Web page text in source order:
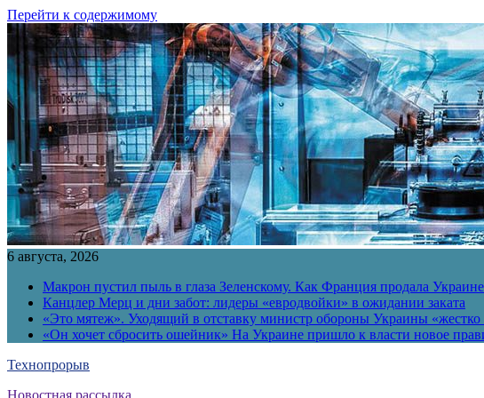
Перейти к содержимому
6 августа, 2026
Макрон пустил пыль в глаза Зеленскому. Как Франция продала
Канцлер Мерц и дни забот: лидеры «евродвойки» в ожидании заката
«Это мятеж». Уходящий в отставку министр обороны Украины
«Он хочет сбросить ошейник» На Украине пришло к власти новое
Технопрорыв
Новостная рассылка